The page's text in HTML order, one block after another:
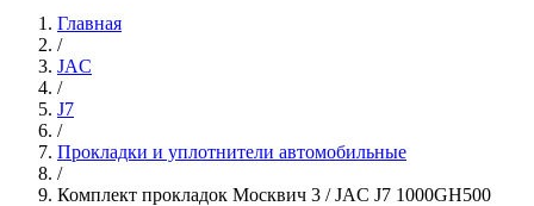
Главная
/
JAC
/
J7
/
Прокладки и уплотнители автомобильные
/
Комплект прокладок Москвич 3 / JAC J7 1000GH500